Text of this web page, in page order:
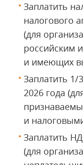
Заплатить
налогового
(для
российским
и имеющих
Заплатить 1/
2026 года
и
Заплатить
(для